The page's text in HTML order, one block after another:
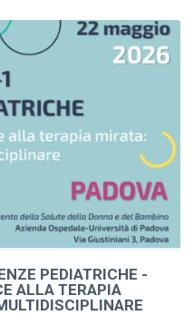
PEDIATRICHE -
ALLA TERAPIA